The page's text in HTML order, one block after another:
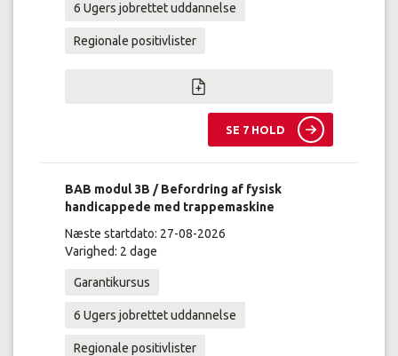
6 Ugers jobrettet uddannelse
Regionale positivlister
SE 7 HOLD
BAB modul 3B / Befordring af fysisk
handicappede med trappemaskine
Garantikursus
6 Ugers jobrettet uddannelse
Regionale positivlister
Næste startdato: 27-08-2026
Varighed: 2 dage